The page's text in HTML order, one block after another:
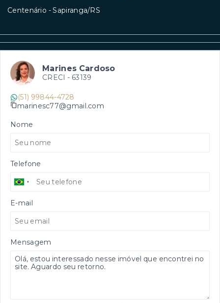
Centenário - Sapiranga/RS
Marines Cardoso
CRECI - 63139
(51) 99844-4728
marinesc77@gmail.com
Nome
Telefone
E-mail
Mensagem